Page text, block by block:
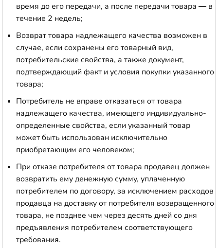
время до его передачи, а после передачи товара — в
течение 2 недель;
Возврат товара надлежащего качества возможен в
случае, если сохранены его товарный вид,
потребительские свойства, а также документ,
подтверждающий факт и условия покупки указанного
товара;
Потребитель не вправе отказаться от товара
надлежащего качества, имеющего индивидуально-
определенные свойства, если указанный товар
может быть использован исключительно
приобретающим его человеком;
При отказе потребителя от товара продавец должен
возвратить ему денежную сумму, уплаченную
потребителем по договору, за исключением расходов
продавца на доставку от потребителя возвращенного
товара, не позднее чем через десять дней со дня
предъявления потребителем соответствующего
требования.